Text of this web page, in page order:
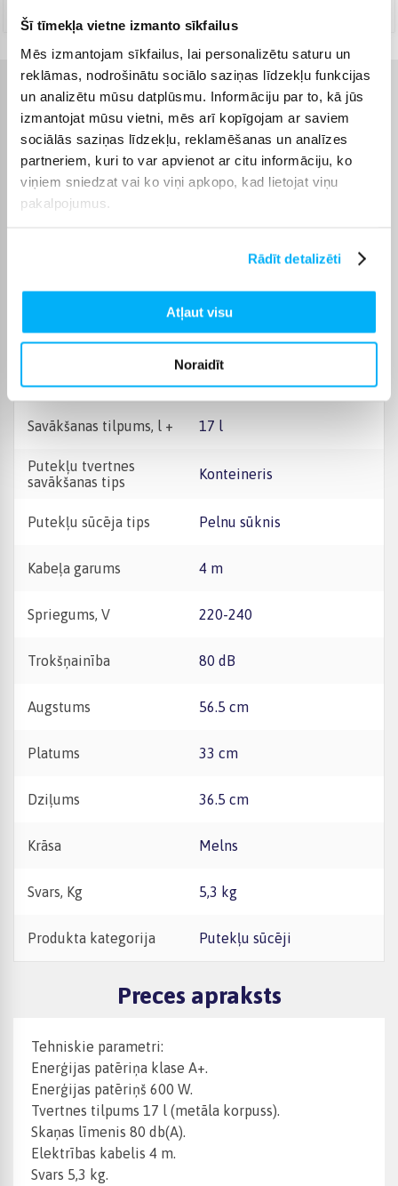
Šī tīmekļa vietne izmanto sīkfailus
Mēs izmantojam sīkfailus, lai personalizētu saturu un
reklāmas, nodrošinātu sociālo saziņas līdzekļu funkcijas
un analizētu mūsu datplūsmu. Informāciju par to, kā jūs
izmantojat mūsu vietni, mēs arī kopīgojam ar saviem
sociālās saziņas līdzekļu, reklamēšanas un analīzes
partneriem, kuri to var apvienot ar citu informāciju, ko
viņiem sniedzat vai ko viņi apkopo, kad lietojat viņu
pakalpojumus.
Rādīt detalizēti
Atļaut visu
Noraidīt
Raksturlielumi
Ražotājs Karcher
Bezvadu Wired
Funkcionalitāte
sūknēšana
Savākšanas tilpums, l + 17 l
Putekļu tvertnes
savākšanas tips
Konteineris
Putekļu sūcēja tips Pelnu sūknis
Kabeļa garums 4 m
Spriegums, V 220-240
Trokšņainība 80 dB
Augstums 56.5 cm
Platums 33 cm
Dziļums 36.5 cm
Krāsa Melns
Svars, Kg 5,3 kg
Produkta kategorija Putekļu sūcēji
Preces apraksts
Tehniskie parametri:
Enerģijas patēriņa klase A+.
Enerģijas patēriņš 600 W.
Tvertnes tilpums 17 l (metāla korpuss).
Skaņas līmenis 80 db(A).
Elektrības kabelis 4 m.
Svars 5,3 kg.